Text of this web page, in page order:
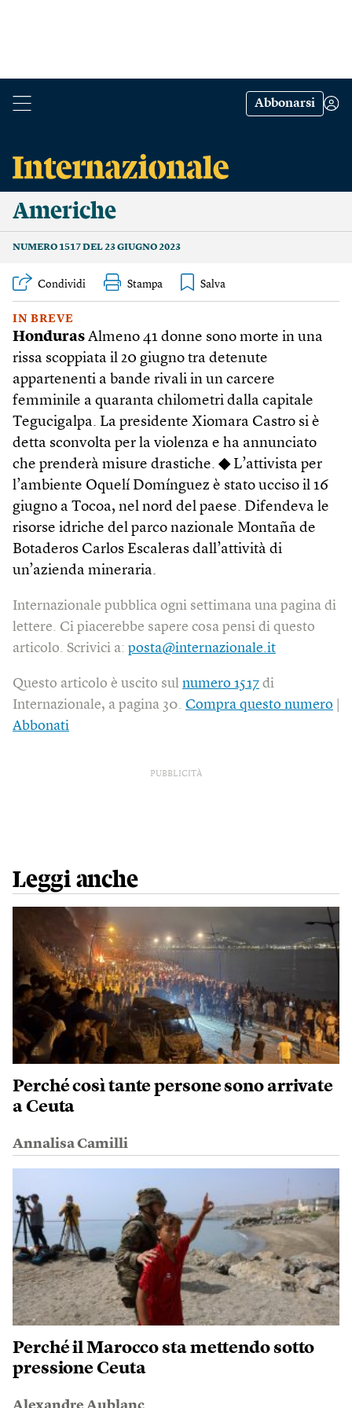
Abbonarsi
Americhe
NUMERO 1517 DEL 23 GIUGNO 2023
Condividi Stampa
IN BREVE
Honduras Almeno 41 donne sono morte in una
rissa scoppiata il 20 giugno tra detenute
appartenenti a bande rivali in un carcere
femminile a quaranta chilometri dalla capitale
Tegucigalpa. La presidente Xiomara Castro si è
detta sconvolta per la violenza e ha annunciato
che prenderà misure drastiche. ◆L’attivista per
l’ambiente Oquelí Domínguez è stato ucciso il 16
giugno a Tocoa, nel nord del paese. Difendeva le
risorse idriche del parco nazionale Montaña de
Botaderos Carlos Escaleras dall’attività di
un’azienda mineraria.
Internazionale pubblica ogni settimana una pagina di
lettere. Ci piacerebbe sapere cosa pensi di questo
articolo. Scrivici a: posta@internazionale.it
Questo articolo è uscito sul numero 1517 di
Internazionale, a pagina 30. Compra questo numero
Abbonati
PUBBLICITÀ
Leggi anche
Perché così tante persone sono arrivate
a Ceuta
Annalisa Camilli
Perché il Marocco sta mettendo sotto
pressione Ceuta